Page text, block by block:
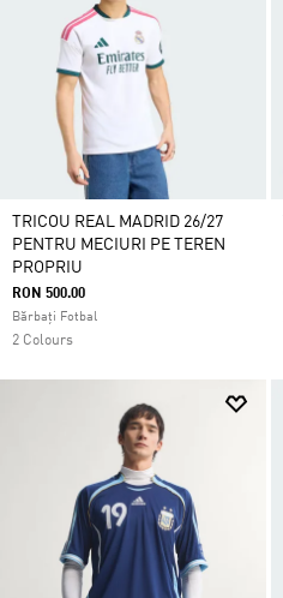
TRICOU REAL MADRID 26/27
PENTRU MECIURI PE TEREN
PROPRIU
RON 500.00
Bărbați Fotbal
2 Colours